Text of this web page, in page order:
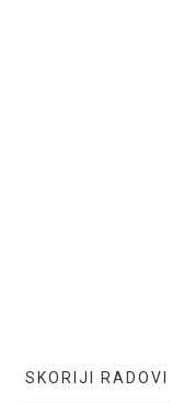
SKORIJI RADOVI